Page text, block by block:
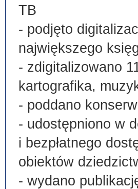
TB
- podjęto
największego
- zdigitalizowano
kartografika,
- poddano
- udostępniono w
i bezpłatnego
obiektów
- wydano